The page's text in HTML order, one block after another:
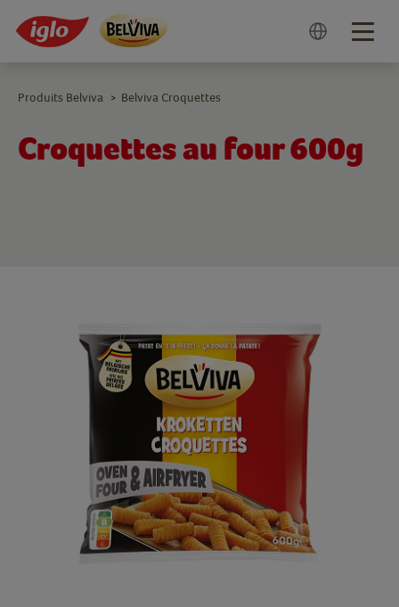
Croquettes au four 600g
Produits Belviva > Belviva Croquettes